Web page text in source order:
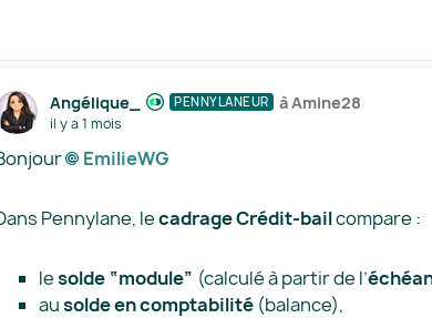
Angélique_ PENNYLANEUR à Amine28
il y a 1 mois
EmilieWG​
Pennylane, lecadrage Crédit-bailcompare :
lesolde “module” (calculé à partir de l’
ausolde en comptabilité (balance),